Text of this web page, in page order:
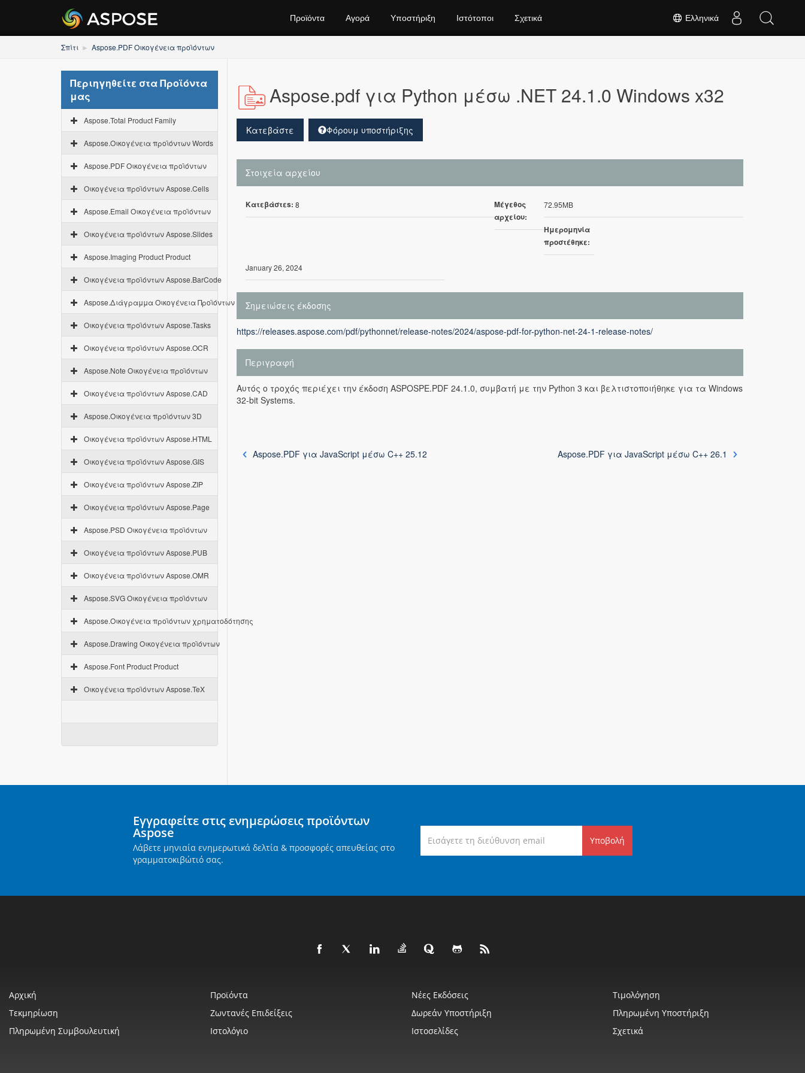
Ελληνικά
Προϊόντα Αγορά Υποστήριξη Ιστότοποι Σχετικά
Σπίτι Aspose.PDF Οικογένεια προϊόντων
Περιηγηθείτε στα Προϊόντα
μας
Aspose.Total Product Family
Aspose.Οικογένεια προϊόντων Words
Aspose.PDF Οικογένεια προϊόντων
Οικογένεια προϊόντων Aspose.Cells
Aspose.Email Οικογένεια προϊόντων
Οικογένεια προϊόντων Aspose.Slides
Aspose.Imaging Product Product
Οικογένεια προϊόντων Aspose.BarCode
Aspose.Διάγραμμα Οικογένεια Προϊόντων
Οικογένεια προϊόντων Aspose.Tasks
Οικογένεια προϊόντων Aspose.OCR
Aspose.Note Οικογένεια προϊόντων
Οικογένεια προϊόντων Aspose.CAD
Aspose.Οικογένεια προϊόντων 3D
Οικογένεια προϊόντων Aspose.HTML
Οικογένεια προϊόντων Aspose.GIS
Οικογένεια προϊόντων Aspose.ZIP
Οικογένεια προϊόντων Aspose.Page
Aspose.PSD Οικογένεια προϊόντων
Οικογένεια προϊόντων Aspose.PUB
Οικογένεια προϊόντων Aspose.OMR
Aspose.SVG Οικογένεια προϊόντων
Aspose.Οικογένεια προϊόντων χρηματοδότησης
Aspose.Drawing Οικογένεια προϊόντων
Aspose.Font Product Product
Οικογένεια προϊόντων Aspose.TeX
Aspose.pdf για Python μέσω .NET 24.1.0 Windows x32
Κατεβάστε Φόρουμ υποστήριξης
Στοιχεία αρχείου
Κατεβάστεs: 8
Μέγεθος
αρχείου:
72.95MB
Ημερομηνία
προστέθηκε:
January 26, 2024
Σημειώσεις έκδοσης
https://releases.aspose.com/pdf/pythonnet/release-notes/2024/aspose-pdf-for-python-net-24-1-release-notes/
Περιγραφή
Αυτός ο τροχός περιέχει την έκδοση ASPOSPE.PDF 24.1.0, συμβατή με την Python 3 και βελτιστοποιήθηκε για τα Windows
32-bit Systems.
Aspose.PDF για JavaScript μέσω C++ 25.12 Aspose.PDF για JavaScript μέσω C++ 26.1
Εγγραφείτε στις ενημερώσεις προϊόντων
Aspose
Λάβετε μηνιαία ενημερωτικά δελτία & προσφορές απευθείας στο
γραμματοκιβώτιό σας.
Υποβολή
Αρχική Προϊόντα Νέες Εκδόσεις
Τιμολόγηση
Τεκμηρίωση
Ζωντανές Επιδείξεις Δωρεάν Υποστήριξη
Πληρωμένη Υποστήριξη
Πληρωμένη Συμβουλευτική
Ιστολόγιο Ιστοσελίδες Σχετικά